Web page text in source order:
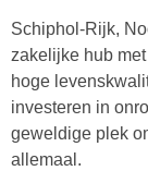
Schiphol-Rijk,
zakelijke hub
hoge
investeren in
geweldige plek
allemaal.